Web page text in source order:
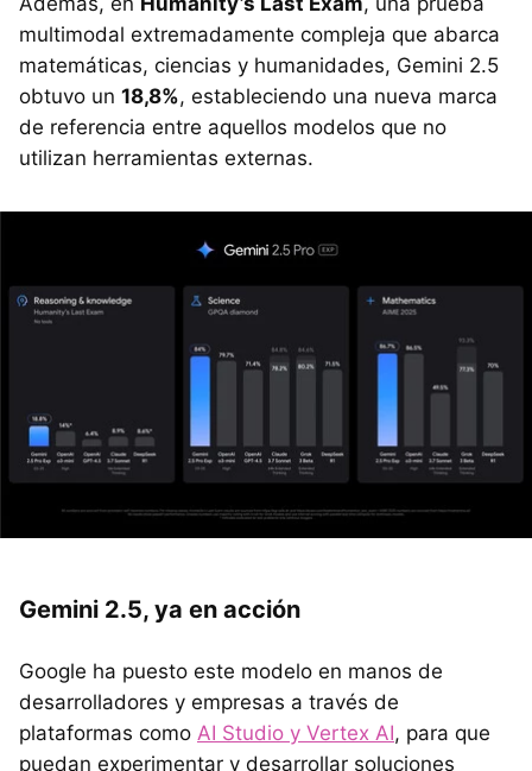
multimodal extremadamente compleja que abarca
matemáticas, ciencias y humanidades, Gemini 2.5
obtuvo un 18,8%, estableciendo una nueva marca
de referencia entre aquellos modelos que no
utilizan herramientas externas.
Gemini 2.5, ya en acción
Google ha puesto este modelo en manos de
desarrolladores y empresas a través de
plataformas como AI Studio y Vertex AI, para que
puedan experimentar y desarrollar soluciones